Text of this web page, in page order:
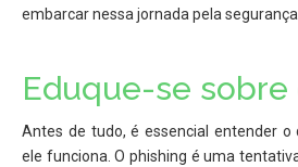
embarcar nessa jornada pela
Eduque-se sobre
Antes de tudo, é essencial entender o
ele funciona. O phishing é uma